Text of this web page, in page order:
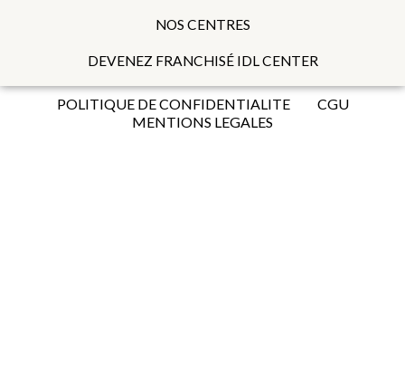
NOS CENTRES
DEVENEZ FRANCHISÉ IDL CENTER
POLITIQUE DE CONFIDENTIALITE
CGU
MENTIONS LEGALES